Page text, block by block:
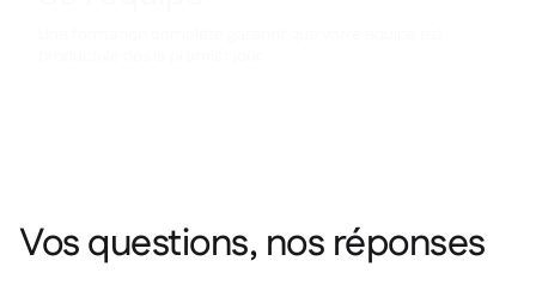
Vos questions, nos réponses